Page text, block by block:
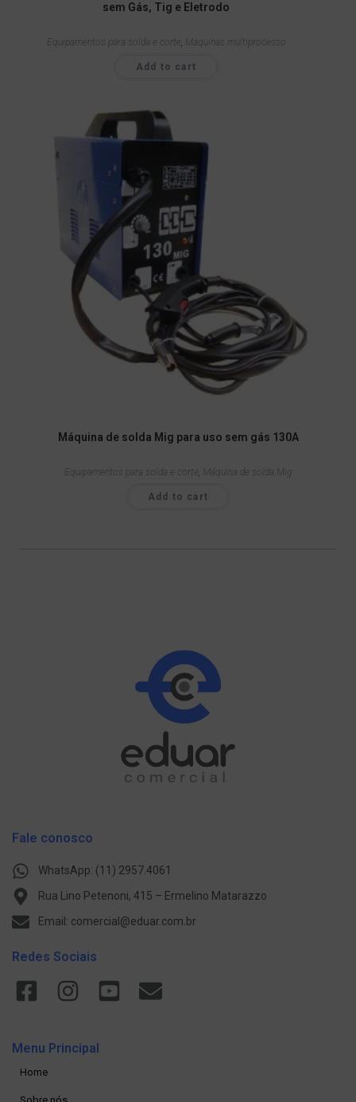
sem Gás, Tig e Eletrodo
Equipamentos para solda e corte, Máquinas multiprocesso
Add to cart
Máquina de solda Mig para uso sem gás 130A
Equipamentos para solda e corte, Máquina de solda Mig
Add to cart
Fale conosco
WhatsApp: (11) 2957.4061
Rua Lino Petenoni, 415 – Ermelino Matarazzo
Email: comercial@eduar.com.br
Redes Sociais
Menu Principal
Home